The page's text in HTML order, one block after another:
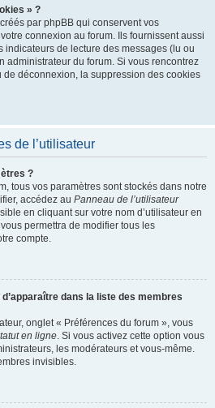
» ?
par phpBB qui conservent vos
connexion au forum. Ils fournissent aussi
indicateurs de lecture des messages (lu ou
administrateur du forum. Si vous rencontrez
déconnexion, la suppression des cookies
de l’utilisateur
?
tous vos paramètres sont stockés dans notre
accédez au Panneau de l’utilisateur
en cliquant sur votre nom d’utilisateur en
permettra de modifier tous les
compte.
dans la liste des membres
onglet « Préférences du forum », vous
en ligne. Si vous activez cette option vous
les modérateurs et vous-même.
invisibles.